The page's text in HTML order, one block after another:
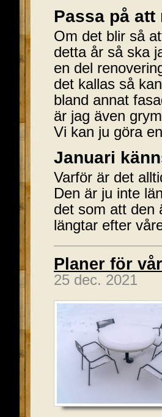
Passa på att
Om det blir så
detta år så ska
en del
det kallas så
bland annat
är jag även
Vi kan ju göra
Januari
Varför är det
Den är ju inte
det som att den
längtar efter
Planer för
25 dec. 2021